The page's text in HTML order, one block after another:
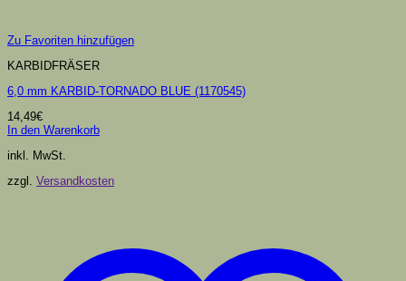
Zu Favoriten hinzufügen
KARBIDFRÄSER
6,0 mm KARBID-TORNADO BLUE (1170545)
14,49€
In den Warenkorb
inkl. MwSt.
zzgl. Versandkosten